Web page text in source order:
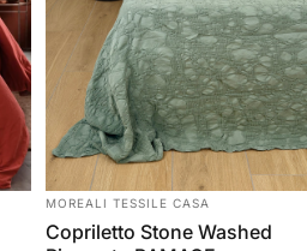
FORNITORE:
MOREALI TESSILE CASA
Copriletto Stone Washed